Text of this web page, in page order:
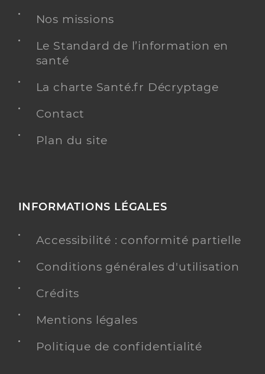
Nos missions
Le Standard de l’information en
santé
La charte Santé.fr Décryptage
Contact
Plan du site
INFORMATIONS LÉGALES
Accessibilité : conformité partielle
Conditions générales d'utilisation
Crédits
Mentions légales
Politique de confidentialité